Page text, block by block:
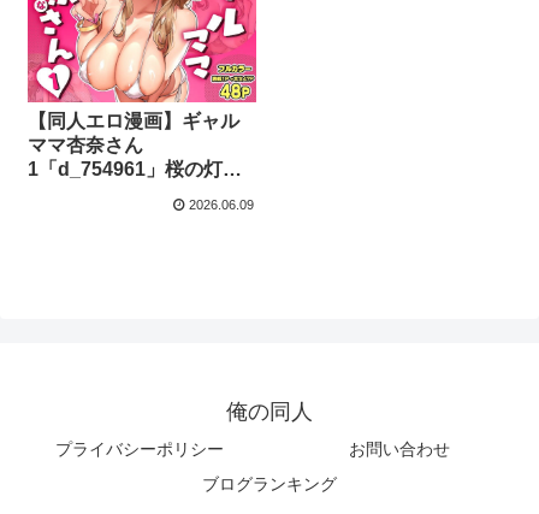
【同人エロ漫画】ギャル
ママ杏奈さん
1「d_754961」桜の灯る
2026.06.09
俺の同人
プライバシーポリシー
お問い合わせ
ブログランキング